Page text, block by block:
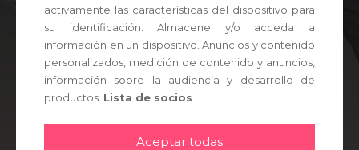
activamente las características del dispositivo para
su identificación. Almacene y/o acceda a
información en un dispositivo. Anuncios y contenido
personalizados, medición de contenido y anuncios,
información sobre la audiencia y desarrollo de
productos. Lista de socios
Aceptar todas
ENTRAR